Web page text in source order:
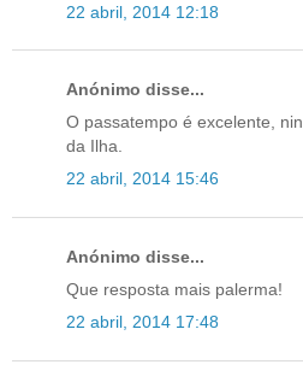
22 abril, 2014 12:18
Anónimo disse...
O passatempo é excelente,
da Ilha.
22 abril, 2014 15:46
Anónimo disse...
Que resposta mais palerma!
22 abril, 2014 17:48